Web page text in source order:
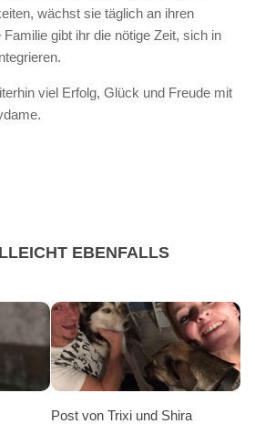
wächst sie täglich an ihren
gibt ihr die nötige Zeit, sich in
viel Erfolg, Glück und Freude mit
EBENFALLS
Post von Trixi und Shira